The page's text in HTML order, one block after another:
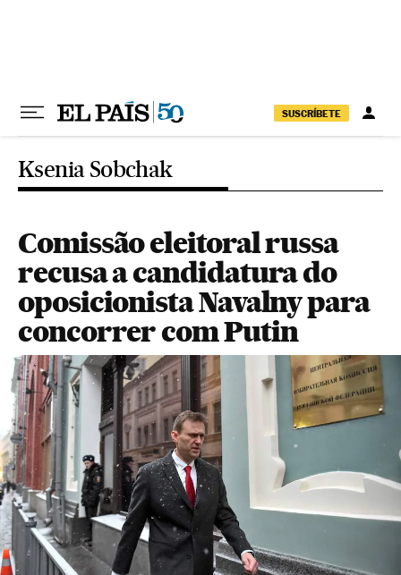
SUSCRÍBETE
Ksenia Sobchak
Comissão eleitoral russa
recusa a candidatura do
oposicionista Navalny para
concorrer com Putin